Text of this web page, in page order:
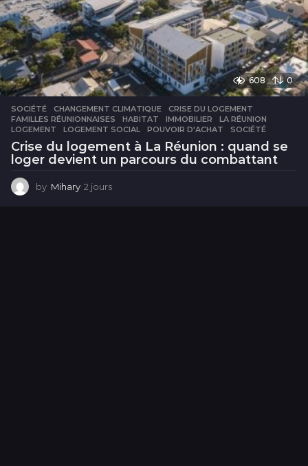
608 0
SOCIÉTÉ CHANGEMENT CLIMATIQUE ,CRISE DU LOGEMENT
FAMILLES RÉUNIONNAISES
,HABITAT ,IMMOBILIER ,LA RÉUNION
LOGEMENT
,LOGEMENT SOCIAL ,POUVOIR D'ACHAT ,SOCIÉTÉ
Crise du logement à La Réunion : quand se
loger devient un parcours du combattant
by Mihary 2 jours